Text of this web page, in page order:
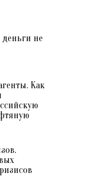
деньги не
Как